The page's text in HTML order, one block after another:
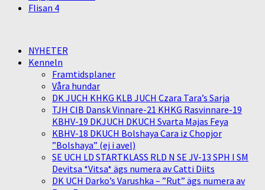
Flisan 4
NYHETER
Kenneln
Framtidsplaner
Våra hundar
DK JUCH KHKG KLB JUCH Czara Tara’s Sarja
TJH CIB Dansk Vinnare-21 KHKG Rasvinnare-19
KBHV-19 DKJUCH DKUCH Svarta Majas Feya
KBHV-18 DKUCH Bolshaya Cara iz Chopjor
”Bolshaya” (ej i avel)
SE UCH LD STARTKLASS RLD N SE JV-13 SPH I SM
Devitsa *Vitsa* ägs numera av Catti Diits
DK UCH Darko’s Varushka – ”Rut” ägs numera av